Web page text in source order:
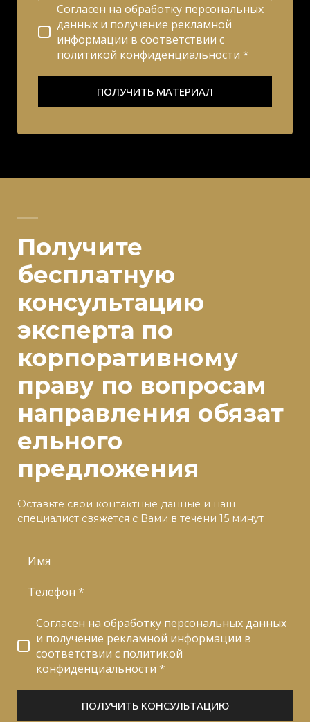
Согласен на обработку персональных
данных и получение рекламной
информации в соответствии с
политикой конфиденциальности *
ПОЛУЧИТЬ МАТЕРИАЛ
Получите
бесплатную
консультацию
эксперта по
корпоративному
праву по вопросам
направления обязат
ельного
предложения
Оставьте свои контактные данные и наш
специалист свяжется с Вами в течени 15 минут
Имя
Телефон *
Согласен на обработку персональных данных
и получение рекламной информации в
соответствии с политикой
конфиденциальности *
ПОЛУЧИТЬ КОНСУЛЬТАЦИЮ